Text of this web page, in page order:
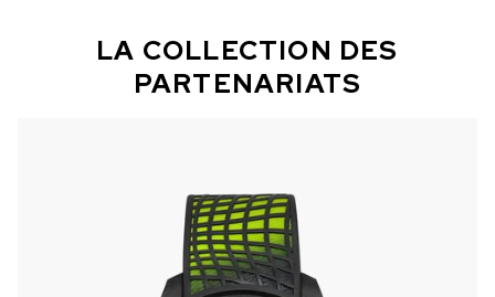
LA COLLECTION DES
PARTENARIATS